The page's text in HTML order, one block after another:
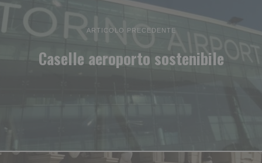
ARTICOLO PRECEDENTE
Caselle aeroporto sostenibile